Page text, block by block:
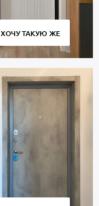
ХОЧУ ТАКУЮ ЖЕ